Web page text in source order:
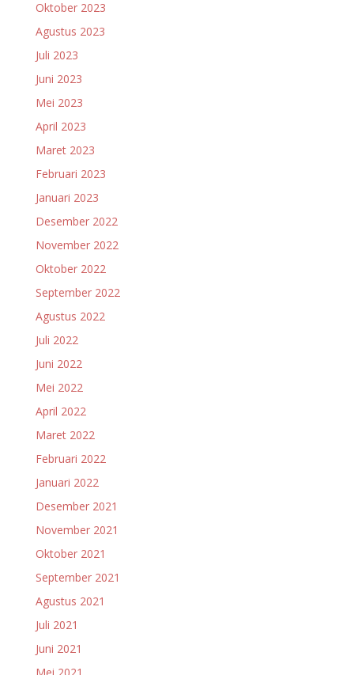
Oktober 2023
Agustus 2023
Juli 2023
Juni 2023
Mei 2023
April 2023
Maret 2023
Februari 2023
Januari 2023
Desember 2022
November 2022
Oktober 2022
September 2022
Agustus 2022
Juli 2022
Juni 2022
Mei 2022
April 2022
Maret 2022
Februari 2022
Januari 2022
Desember 2021
November 2021
Oktober 2021
September 2021
Agustus 2021
Juli 2021
Juni 2021